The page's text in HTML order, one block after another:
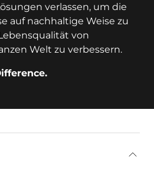
verlassen, um die
auf nachhaltige Weise zu
von
Welt zu verbessern.